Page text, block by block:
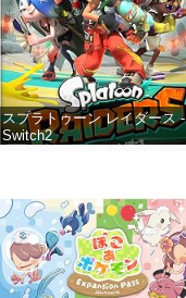
スプラトゥーン レイダース -
Switch2